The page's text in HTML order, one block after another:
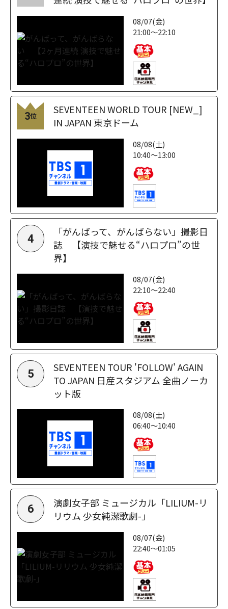
08/07(金)
21:00～22:10
3位
SEVENTEEN WORLD TOUR [NEW_]
IN JAPAN 東京ドーム
08/08(土)
10:40～13:00
4
「がんばって、がんばらない」撮影日
誌 【演技で魅せる“ハロプロ”の世
界】
08/07(金)
22:10～22:40
5
SEVENTEEN TOUR 'FOLLOW' AGAIN
TO JAPAN 日産スタジアム 全曲ノーカ
ット版
08/08(土)
06:40～10:40
6
演劇女子部 ミュージカル「LILIUM-リ
リウム 少女純潔歌劇-」
08/07(金)
22:40～01:05